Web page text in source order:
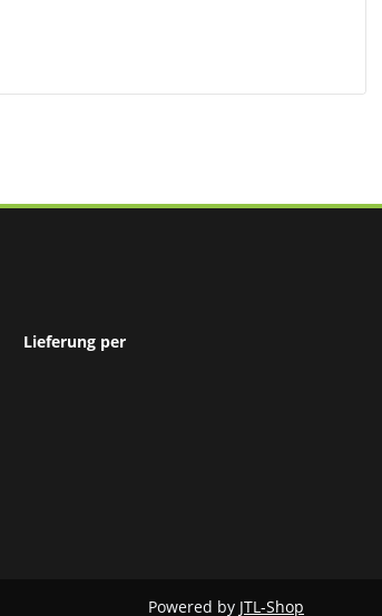
Lieferung per
Powered by JTL-Shop